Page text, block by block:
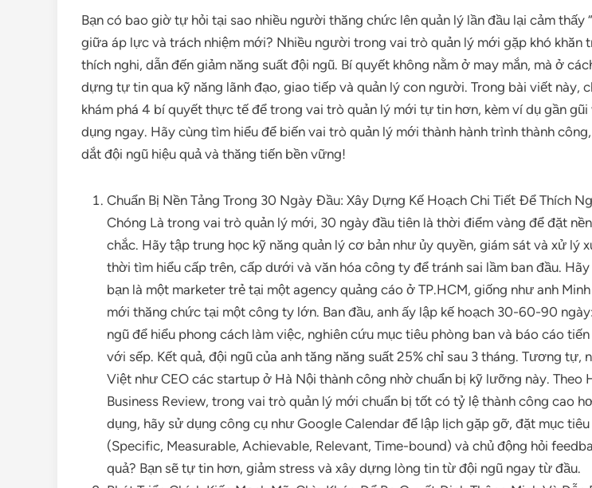
Bạn có bao giờ tự hỏi tại sao nhiều người thăng chức lên quản lý lần đầu lại cảm thấy
giữa áp lực và trách nhiệm mới? Nhiều người trong vai trò quản lý mới gặp khó khăn
thích nghi, dẫn đến giảm năng suất đội ngũ. Bí quyết không nằm ở may mắn, mà ở
dựng tự tin qua kỹ năng lãnh đạo, giao tiếp và quản lý con người. Trong bài viết này,
khám phá 4 bí quyết thực tế để trong vai trò quản lý mới tự tin hơn, kèm ví dụ gần gũi
dụng ngay. Hãy cùng tìm hiểu để biến vai trò quản lý mới thành hành trình thành
dắt đội ngũ hiệu quả và thăng tiến bền vững!
Chuẩn Bị Nền Tảng Trong 30 Ngày Đầu: Xây Dựng Kế Hoạch Chi Tiết Để Thích
Chóng Là trong vai trò quản lý mới, 30 ngày đầu tiên là thời điểm vàng để đặt
chắc. Hãy tập trung học kỹ năng quản lý cơ bản như ủy quyền, giám sát và xử lý
thời tìm hiểu cấp trên, cấp dưới và văn hóa công ty để tránh sai lầm ban đầu.
bạn là một marketer trẻ tại một agency quảng cáo ở TP.HCM, giống như anh
mới thăng chức tại một công ty lớn. Ban đầu, anh ấy lập kế hoạch 30-60-90
ngũ để hiểu phong cách làm việc, nghiên cứu mục tiêu phòng ban và báo cáo
với sếp. Kết quả, đội ngũ của anh tăng năng suất 25% chỉ sau 3 tháng. Tương tự,
Việt như CEO các startup ở Hà Nội thành công nhờ chuẩn bị kỹ lưỡng này. Theo
Business Review, trong vai trò quản lý mới chuẩn bị tốt có tỷ lệ thành công cao
dụng, hãy sử dụng công cụ như Google Calendar để lập lịch gặp gỡ, đặt mục tiêu
(Specific, Measurable, Achievable, Relevant, Time-bound) và chủ động hỏi
quả? Bạn sẽ tự tin hơn, giảm stress và xây dựng lòng tin từ đội ngũ ngay từ đầu.